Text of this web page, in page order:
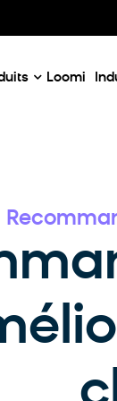
Loomi